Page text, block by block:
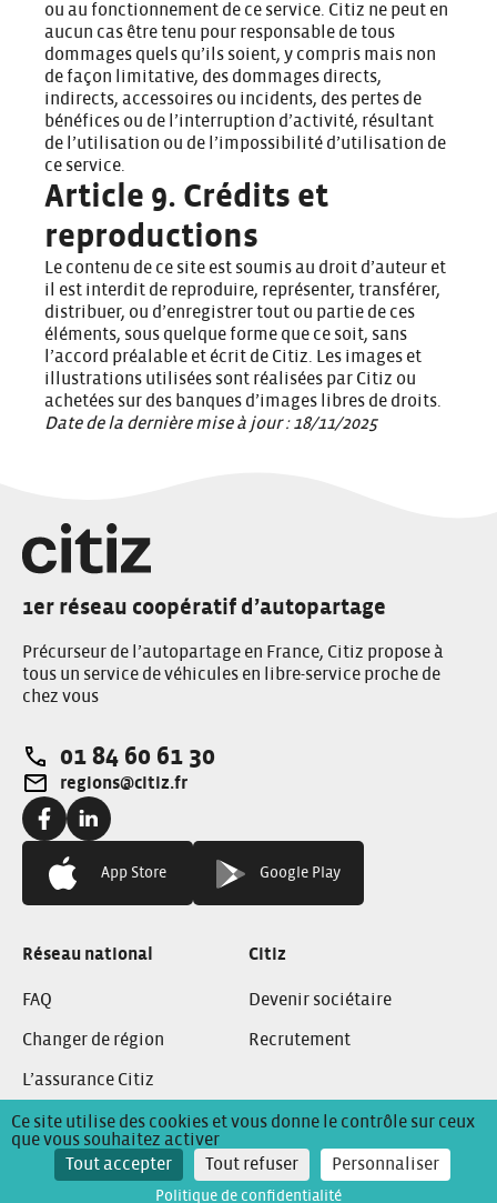
ou au fonctionnement de ce service. Citiz ne peut en
aucun cas être tenu pour responsable de tous
dommages quels qu’ils soient, y compris mais non
de façon limitative, des dommages directs,
indirects, accessoires ou incidents, des pertes de
bénéfices ou de l’interruption d’activité, résultant
de l’utilisation ou de l’impossibilité d’utilisation de
ce service.
Article 9. Crédits et
reproductions
Le contenu de ce site est soumis au droit d’auteur et
il est interdit de reproduire, représenter, transférer,
distribuer, ou d’enregistrer tout ou partie de ces
éléments, sous quelque forme que ce soit, sans
l’accord préalable et écrit de Citiz. Les images et
illustrations utilisées sont réalisées par Citiz ou
achetées sur des banques d’images libres de droits.
Date de la dernière mise à jour : 18/11/2025
1er réseau coopératif d’autopartage
Précurseur de l’autopartage en France, Citiz propose à
tous un service de véhicules en libre-service proche de
chez vous
Téléphone:
01 84 60 61 30
Adresse e-mail:
regions@citiz.fr
Facebook:Linkedin:
App Store Google Play
Réseau national
FAQ
Changer de région
L’assurance Citiz
Citiz
Devenir sociétaire
Recrutement
Conditions Générales de Location
Mentions Légales
Politique de confidentialité
Ce site utilise des cookies et vous donne le contrôle sur ceux
que vous souhaitez activer
Tout accepter
Tout refuser Personnaliser
Politique de confidentialité